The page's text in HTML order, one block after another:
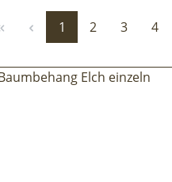
Seite
1 Seite
2 Seite
3 Seite
4